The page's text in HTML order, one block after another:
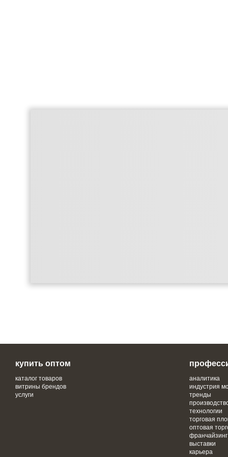
купить оптом
каталог товаров
витрины брендов
услуги
аналитика
индустрия
тренды
технологии
торговая
оптовая
франчайзинг
выставки
карьера